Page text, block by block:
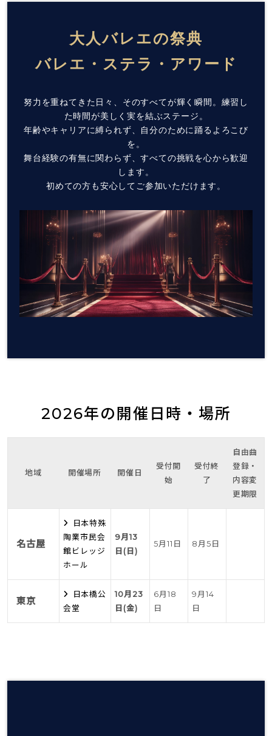
大人バレエの祭典
バレエ・ステラ・アワード
努力を重ねてきた日々、そのすべてが輝く瞬間。練習し
た時間が美しく実を結ぶステージ。
年齢やキャリアに縛られず、自分のために踊るよろこび
を。
舞台経験の有無に関わらず、すべての挑戦を心から歓迎
します。
初めての方も安心してご参加いただけます。
2026年の開催日時・場所
地域 開催場所 開催日
受付開
始
受付終
了
自由曲
登録・
内容変
更期限
名古屋
日本特殊
陶業市民会
館ビレッジ
ホール
9月13
日(日)
5月11日 8月5日
東京
日本橋公
会堂
10月23
日(金)
6月18
日
9月14
日